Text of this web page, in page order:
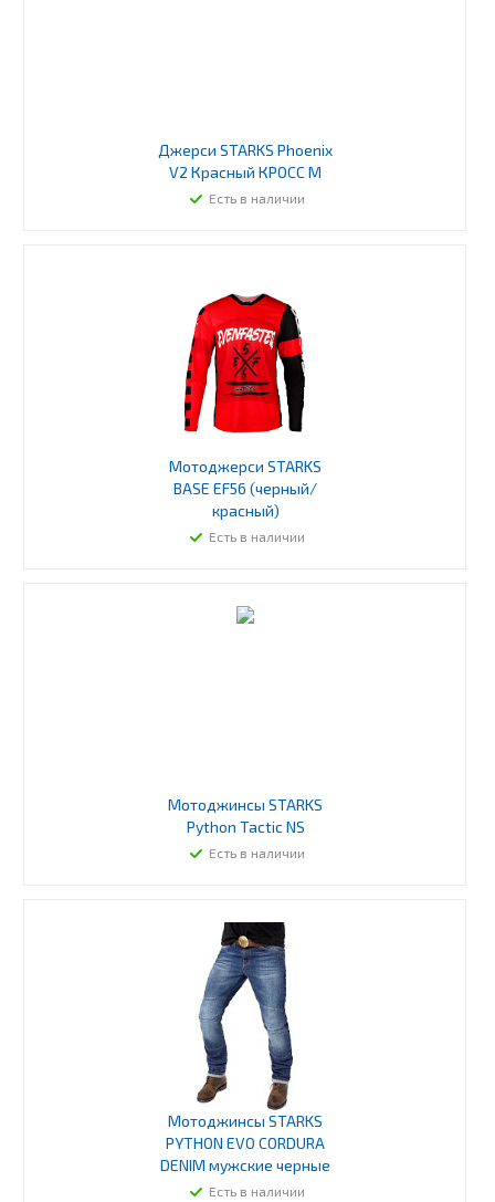
Джерси STARKS Phoenix
V2 Красный КРОСС M
Есть в наличии
Мотоджерси STARKS
BASE EF56 (черный/
красный)
Есть в наличии
Мотоджинсы STARKS
Python Tactic NS
Есть в наличии
Мотоджинсы STARKS
PYTHON EVO CORDURA
DENIM мужские черные
Есть в наличии